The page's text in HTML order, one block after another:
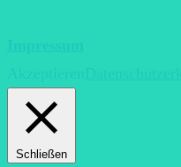
Schließen